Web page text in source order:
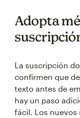
Adopta
La suscripción
confirmen que
texto antes de
hay un paso
fácil. Los